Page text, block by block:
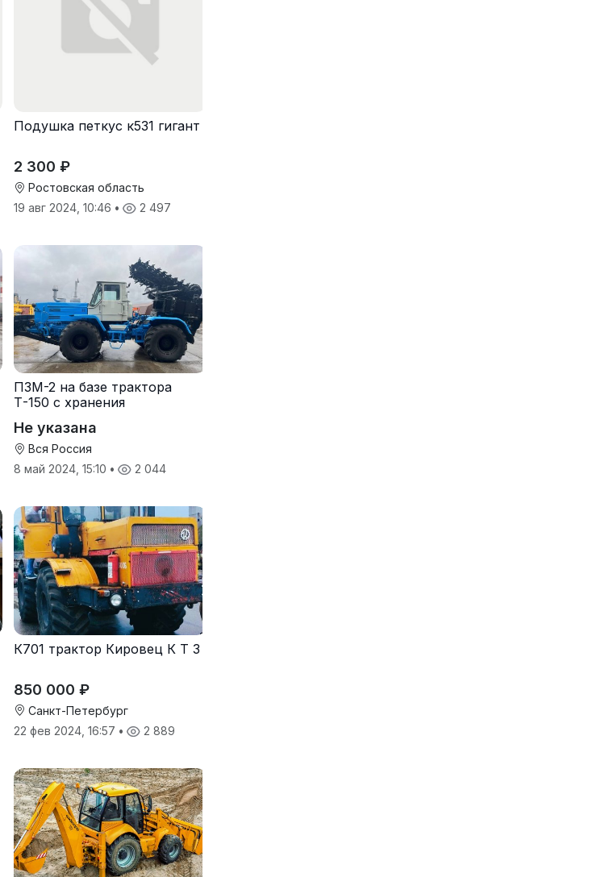
Подушка петкус к531 гигант
2 300 ₽
Ростовская область
19 авг 2024, 10:46 • 2 497
ПЗМ-2 на базе трактора
Т-150 с хранения
Не указана
Вся Россия
8 май 2024, 15:10 • 2 044
К701 трактор Кировец К Т З
850 000 ₽
Санкт-Петербург
22 фев 2024, 16:57 • 2 889